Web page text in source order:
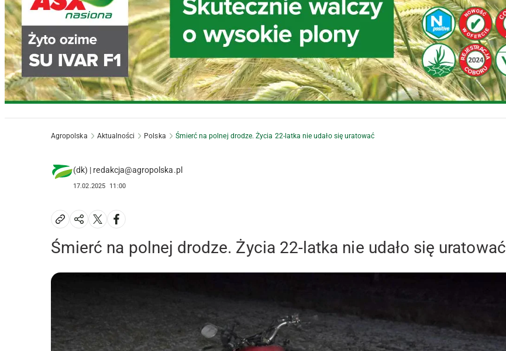
Agropolska Aktualności Polska Śmierć na polnej drodze. Życia 22-latka nie udało się uratować
(dk) | redakcja@agropolska.pl
17.02.2025 11:00
Śmierć na polnej drodze. Życia 22-latka nie udało się uratować